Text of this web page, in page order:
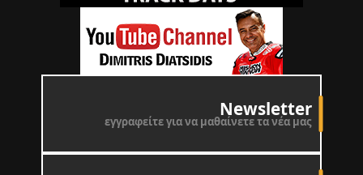
Newsletter
εγγραφείτε για να μαθαίνετε τα νέα μας